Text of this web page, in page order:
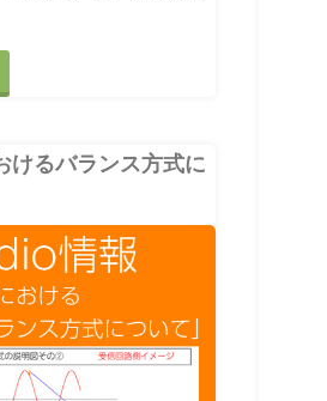
けるバランス方式に